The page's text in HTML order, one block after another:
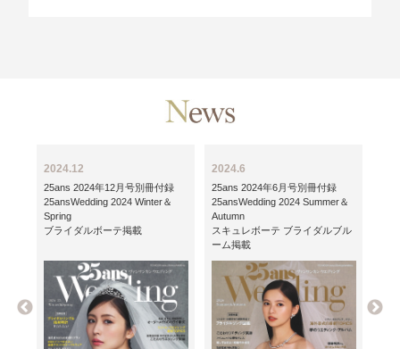
2024.12
25ans 2024年12月号別冊付録
25ansWedding 2024 Winter＆
Spring
ブライダルボーテ掲載
2024.6
25ans 2024年6月号別冊付録
25ansWedding 2024 Summer＆
Autumn
スキュレボーテ ブライダルブル
ーム掲載